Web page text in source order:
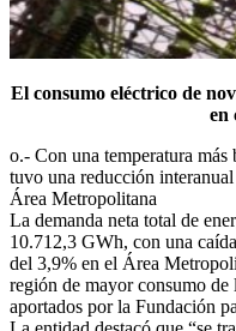
El consumo eléctrico de
en
o.- Con una temperatura
tuvo una reducción
Área Metropolitana
La demanda neta total de
10.712,3 GWh, con una
del 3,9% en el Área
región de mayor consumo
aportados por la Fundación